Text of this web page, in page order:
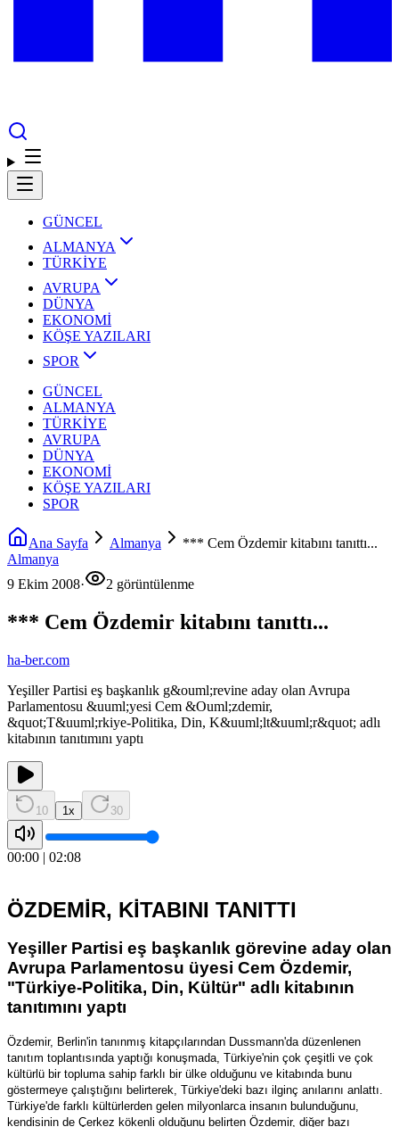
GÜNCEL
ALMANYA
TÜRKİYE
AVRUPA
DÜNYA
EKONOMİ
KÖŞE YAZILARI
SPOR
GÜNCEL
ALMANYA
TÜRKİYE
AVRUPA
DÜNYA
EKONOMİ
KÖŞE YAZILARI
SPOR
Ana Sayfa Almanya
*** Cem Özdemir kitabını tanıttı...
Almanya
9 Ekim 2008· 2 görüntülenme
*** Cem Özdemir kitabını tanıttı...
ha-ber.com
Yeşiller Partisi eş başkanlık g&ouml;revine aday olan Avrupa
Parlamentosu &uuml;yesi Cem &Ouml;zdemir,
&quot;T&uuml;rkiye-Politika, Din, K&uuml;lt&uuml;r&quot; adlı
kitabının tanıtımını yaptı
10 1 x 30
00:00 | 02:08
ÖZDEMİR, KİTABINI TANITTI
Yeşiller Partisi eş başkanlık görevine aday olan
Avrupa Parlamentosu üyesi Cem Özdemir,
"Türkiye-Politika, Din, Kültür" adlı kitabının
tanıtımını yaptı
Özdemir, Berlin'in tanınmış kitapçılarından Dussmann'da düzenlenen
tanıtım toplantısında yaptığı konuşmada, Türkiye'nin çok çeşitli ve çok
kültürlü bir topluma sahip farklı bir ülke olduğunu ve kitabında bunu
göstermeye çalıştığını belirterek, Türkiye'deki bazı ilginç anılarını anlattı.
Türkiye'de farklı kültürlerden gelen milyonlarca insanın bulunduğunu,
kendisinin de Çerkez kökenli olduğunu belirten Özdemir, diğer bazı